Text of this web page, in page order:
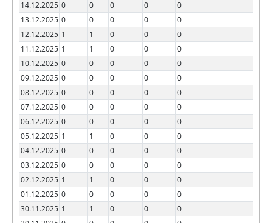
14.12.2025 0 0 0 0
0
13.12.2025 0 0 0 0
0
12.12.2025 1 1 0 0
0
11.12.2025 1 1 0 0
0
10.12.2025 0 0 0 0
0
09.12.2025 0 0 0 0
0
08.12.2025 0 0 0 0
0
07.12.2025 0 0 0 0
0
06.12.2025 0 0 0 0
0
05.12.2025 1 1 0 0
0
04.12.2025 0 0 0 0
0
03.12.2025 0 0 0 0
0
02.12.2025 1 1 0 0
0
01.12.2025 0 0 0 0
0
30.11.2025 1 1 0 0
0